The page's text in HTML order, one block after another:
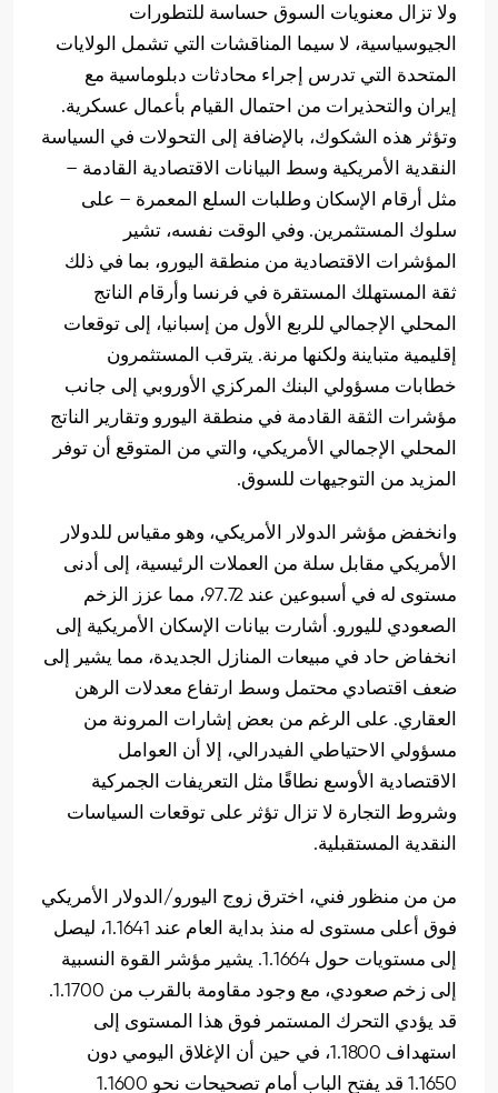
ولا تزال معنويات السوق حساسة للتطورات
الجيوسياسية، لا سيما المناقشات التي تشمل الولايات
المتحدة التي تدرس إجراء محادثات دبلوماسية مع
إيران والتحذيرات من احتمال القيام بأعمال عسكرية.
وتؤثر هذه الشكوك، بالإضافة إلى التحولات في السياسة
النقدية الأمريكية وسط البيانات الاقتصادية القادمة –
مثل أرقام الإسكان وطلبات السلع المعمرة – على
سلوك المستثمرين. وفي الوقت نفسه، تشير
المؤشرات الاقتصادية من منطقة اليورو، بما في ذلك
ثقة المستهلك المستقرة في فرنسا وأرقام الناتج
المحلي الإجمالي للربع الأول من إسبانيا، إلى توقعات
إقليمية متباينة ولكنها مرنة. يترقب المستثمرون
خطابات مسؤولي البنك المركزي الأوروبي إلى جانب
مؤشرات الثقة القادمة في منطقة اليورو وتقارير الناتج
المحلي الإجمالي الأمريكي، والتي من المتوقع أن توفر
المزيد من التوجيهات للسوق.
وانخفض مؤشر الدولار الأمريكي، وهو مقياس للدولار
الأمريكي مقابل سلة من العملات الرئيسية، إلى أدنى
مستوى له في أسبوعين عند 97.72، مما عزز الزخم
الصعودي لليورو. أشارت بيانات الإسكان الأمريكية إلى
انخفاض حاد في مبيعات المنازل الجديدة، مما يشير إلى
ضعف اقتصادي محتمل وسط ارتفاع معدلات الرهن
العقاري. على الرغم من بعض إشارات المرونة من
مسؤولي الاحتياطي الفيدرالي، إلا أن العوامل
الاقتصادية الأوسع نطاقًا مثل التعريفات الجمركية
وشروط التجارة لا تزال تؤثر على توقعات السياسات
النقدية المستقبلية.
من من منظور فني، اخترق زوج اليورو/الدولار الأمريكي
فوق أعلى مستوى له منذ بداية العام عند 1.1641، ليصل
إلى مستويات حول 1.1664. يشير مؤشر القوة النسبية
إلى زخم صعودي، مع وجود مقاومة بالقرب من 1.1700.
قد يؤدي التحرك المستمر فوق هذا المستوى إلى
استهداف 1.1800، في حين أن الإغلاق اليومي دون
1.1650 قد يفتح الباب أمام تصحيحات نحو 1.1600